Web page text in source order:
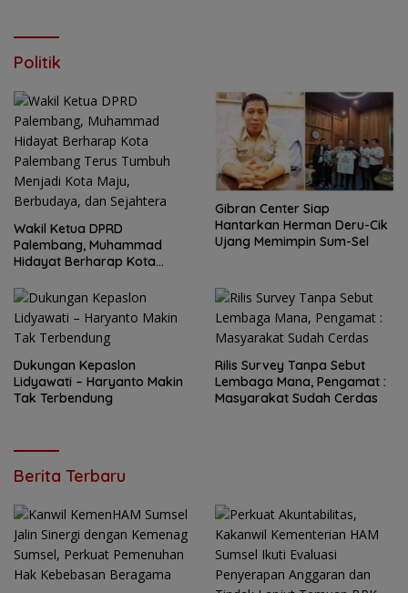
Politik
Wakil Ketua DPRD
Palembang, Muhammad
Hidayat Berharap Kota
Menjadi Kota Maju,
Berbudaya, dan Sejahtera
Gibran Center Siap
Hantarkan Herman Deru-Cik
Ujang Memimpin Sum-Sel
Dukungan Kepaslon
Lidyawati – Haryanto Makin
Tak Terbendung
Rilis Survey Tanpa Sebut
Lembaga Mana, Pengamat :
Masyarakat Sudah Cerdas
Berita Terbaru